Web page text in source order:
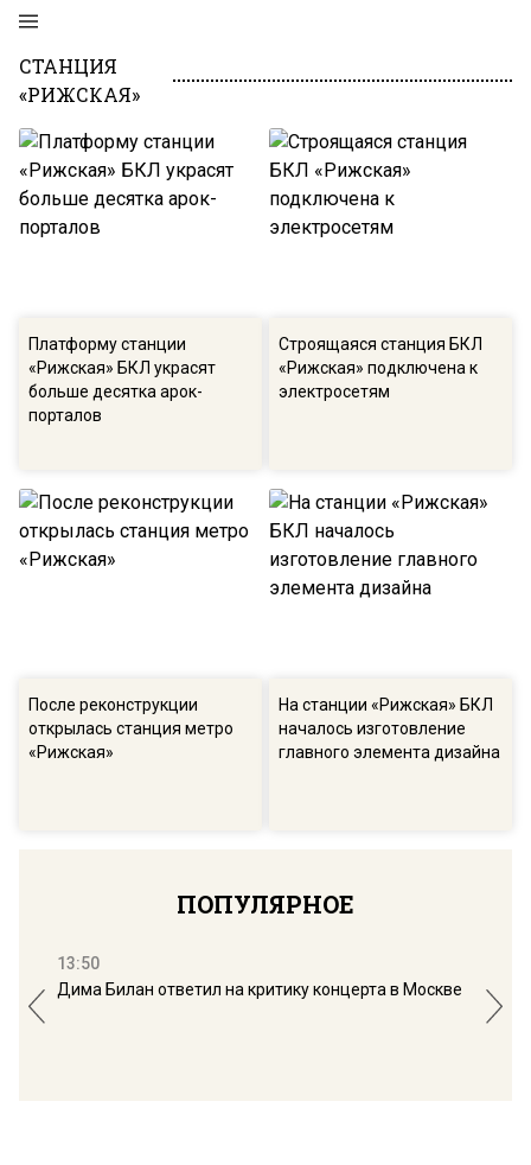
СТАНЦИЯ
«РИЖСКАЯ»
Платформу станции
«Рижская» БКЛ украсят
больше десятка арок-
порталов
Строящаяся станция БКЛ
«Рижская» подключена к
электросетям
После реконструкции
открылась станция метро
«Рижская»
На станции «Рижская» БКЛ
началось изготовление
главного элемента дизайна
ПОПУЛЯРНОЕ
13:50
Дима Билан ответил на критику концерта в Москве